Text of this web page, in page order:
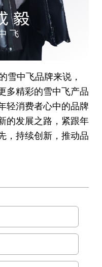
雪中飞品牌来说，
多精彩的雪中飞产品
轻消费者心中的品牌
的发展之路，紧跟年
，持续创新，推动品